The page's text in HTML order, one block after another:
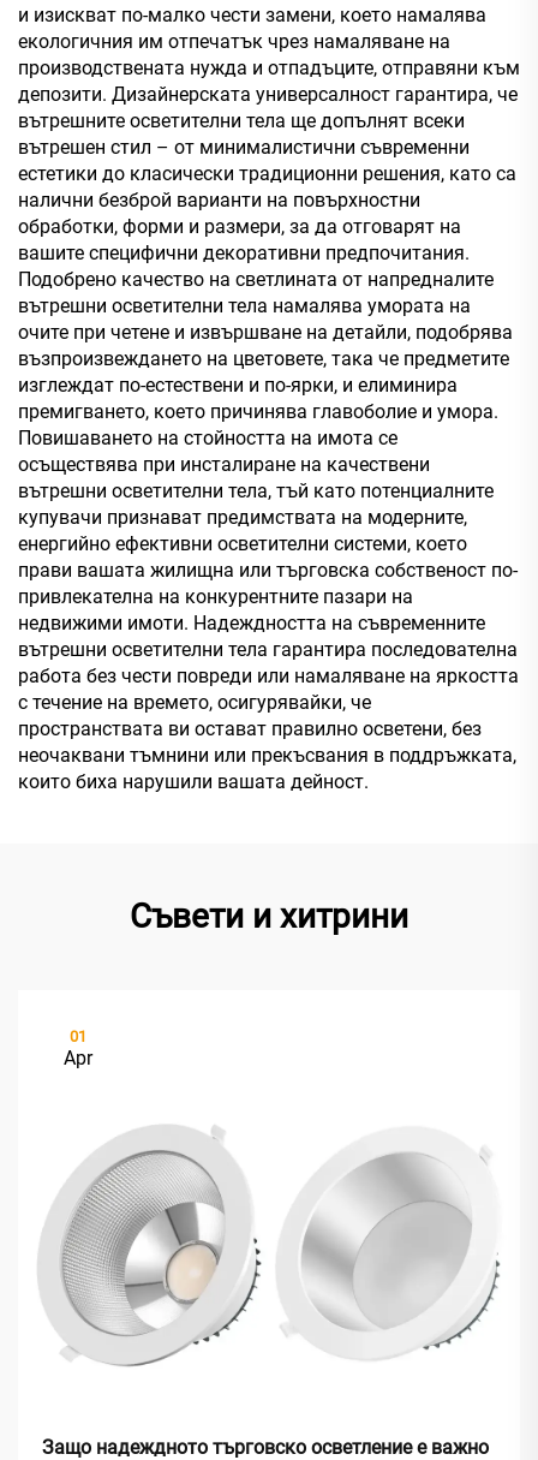
и изискват по-малко чести замени, което намалява
екологичния им отпечатък чрез намаляване на
производствената нужда и отпадъците, отправяни към
депозити. Дизайнерската универсалност гарантира, че
вътрешните осветителни тела ще допълнят всеки
вътрешен стил – от минималистични съвременни
естетики до класически традиционни решения, като са
налични безброй варианти на повърхностни
обработки, форми и размери, за да отговарят на
вашите специфични декоративни предпочитания.
Подобрено качество на светлината от напредналите
вътрешни осветителни тела намалява умората на
очите при четене и извършване на детайли, подобрява
възпроизвеждането на цветовете, така че предметите
изглеждат по-естествени и по-ярки, и елиминира
премигването, което причинява главоболие и умора.
Повишаването на стойността на имота се
осъществява при инсталиране на качествени
вътрешни осветителни тела, тъй като потенциалните
купувачи признават предимствата на модерните,
енергийно ефективни осветителни системи, което
прави вашата жилищна или търговска собственост по-
привлекателна на конкурентните пазари на
недвижими имоти. Надеждността на съвременните
вътрешни осветителни тела гарантира последователна
работа без чести повреди или намаляване на яркостта
с течение на времето, осигурявайки, че
пространствата ви остават правилно осветени, без
неочаквани тъмнини или прекъсвания в поддръжката,
които биха нарушили вашата дейност.
Съвети и хитрини
01
Apr
Защо надеждното търговско осветление е важно